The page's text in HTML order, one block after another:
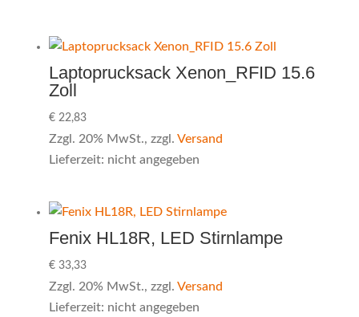
Laptoprucksack Xenon_RFID 15.6
Zoll
€22,83
Zzgl. 20% MwSt., zzgl. Versand
Lieferzeit: nicht angegeben
Fenix HL18R, LED Stirnlampe
€33,33
Zzgl. 20% MwSt., zzgl. Versand
Lieferzeit: nicht angegeben